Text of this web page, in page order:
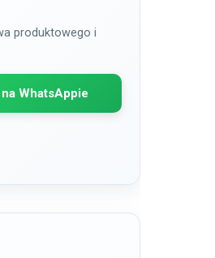
produktowego i
WhatsAppie